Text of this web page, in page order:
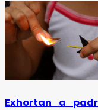
Exhortan a